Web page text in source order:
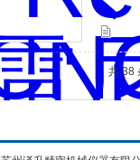
共 38